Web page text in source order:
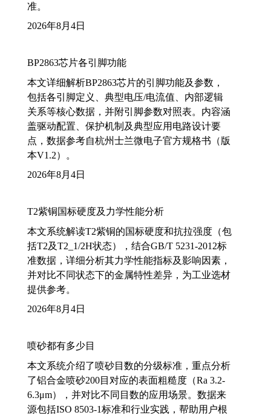
准。
2026年8月4日
BP2863芯片各引脚功能
本文详细解析BP2863芯片的引脚功能及参数，
包括各引脚定义、典型电压/电流值、内部逻辑
关系等核心数据，并附引脚参数对照表。内容涵
盖驱动配置、保护机制及典型应用电路设计要
点，数据参考自杭州士兰微电子官方规格书（版
本V1.2）。
2026年8月4日
T2紫铜国标硬度及力学性能分析
本文系统解读T2紫铜的国标硬度和抗拉强度（包
括T2及T2_1/2H状态），结合GB/T 5231-2012标
准数据，详细分析其力学性能指标及影响因素，
并对比不同状态下的金属特性差异，为工业选材
提供参考。
2026年8月4日
喷砂都有多少目
本文系统介绍了喷砂目数的分级标准，重点分析
了铝合金喷砂200目对应的表面粗糙度（Ra 3.2-
6.3μm），并对比不同目数的应用场景。数据来
源包括ISO 8503-1标准和行业实践，帮助用户根